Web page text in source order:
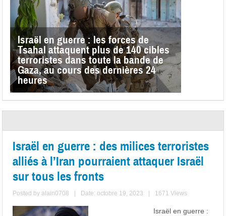
Israël en guerre : les forces de
Tsahal attaquent plus de 140 cibles
terroristes dans toute la bande de
Gaza, au cours des dernières 24
heures
Israël en guerre : des milices terroristes
alliés à l’Iran pourraient attaquer Israël
sur tous les fronts
Posted byalain0708 Date: octobre 19, 2023 1671 Views
Israël en guerre :